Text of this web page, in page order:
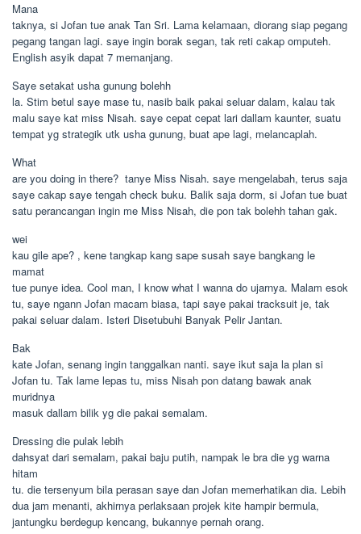
Mana
taknya, si Jofan tue anak Tan Sri. Lama kelamaan, diorang siap pegang
pegang tangan lagi. saye ingin borak segan, tak reti cakap omputeh.
English asyik dapat 7 memanjang.
Saye setakat usha gunung bolehh
la. Stim betul saye mase tu, nasib baik pakai seluar dalam, kalau tak
malu saye kat miss Nisah. saye cepat cepat lari dallam kaunter, suatu
tempat yg strategik utk usha gunung, buat ape lagi, melancaplah.
What
are you doing in there?  tanye Miss Nisah. saye mengelabah, terus saja
saye cakap saye tengah check buku. Balik saja dorm, si Jofan tue buat
satu perancangan ingin me Miss Nisah, die pon tak bolehh tahan gak.
wei
kau gile ape? , kene tangkap kang sape susah saye bangkang le
mamat
tue punye idea. Cool man, I know what I wanna do ujarnya. Malam esok
tu, saye ngann Jofan macam biasa, tapi saye pakai tracksuit je, tak
pakai seluar dalam. Isteri Disetubuhi Banyak Pelir Jantan.
Bak
kate Jofan, senang ingin tanggalkan nanti. saye ikut saja la plan si
Jofan tu. Tak lame lepas tu, miss Nisah pon datang bawak anak
muridnya
masuk dallam bilik yg die pakai semalam.
Dressing die pulak lebih
dahsyat dari semalam, pakai baju putih, nampak le bra die yg warna
hitam
tu. die tersenyum bila perasan saye dan Jofan memerhatikan dia. Lebih
dua jam menanti, akhirnya perlaksaan projek kite hampir bermula,
jantungku berdegup kencang, bukannye pernah orang.